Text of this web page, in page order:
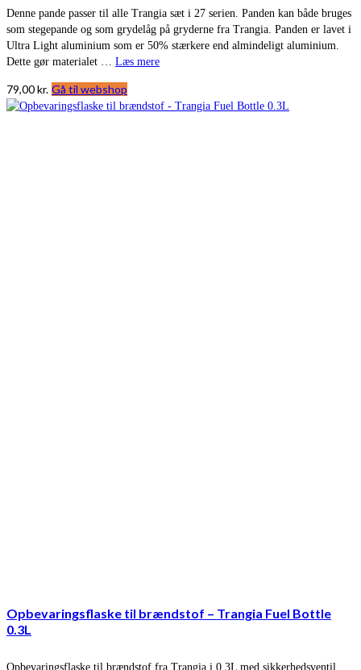
Denne pande passer til alle Trangia sæt i 27 serien. Panden kan både bruges
som stegepande og som grydelåg på gryderne fra Trangia. Panden er lavet i
Ultra Light aluminium som er 50% stærkere end almindeligt aluminium.
Dette gør materialet … Læs mere
79,00kr. Gå til webshop
Opbevaringsflaske til brændstof – Trangia Fuel Bottle
0.3L
Opbevaringsflaske til brændstof fra Trangia i 0,3L med sikkerhedsventil.